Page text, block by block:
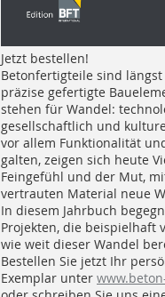
Jetzt bestellen!
Betonfertigteile sind
präzise gefertigte
stehen für Wandel:
gesellschaftlich und
vor allem Funktionalität
galten, zeigen sich heute
Feingefühl und der Mut,
vertrauten Material neue
In diesem Jahrbuch
Projekten, die beispielhaft
wie weit dieser Wandel
Bestellen Sie jetzt Ihr
Exemplar unter